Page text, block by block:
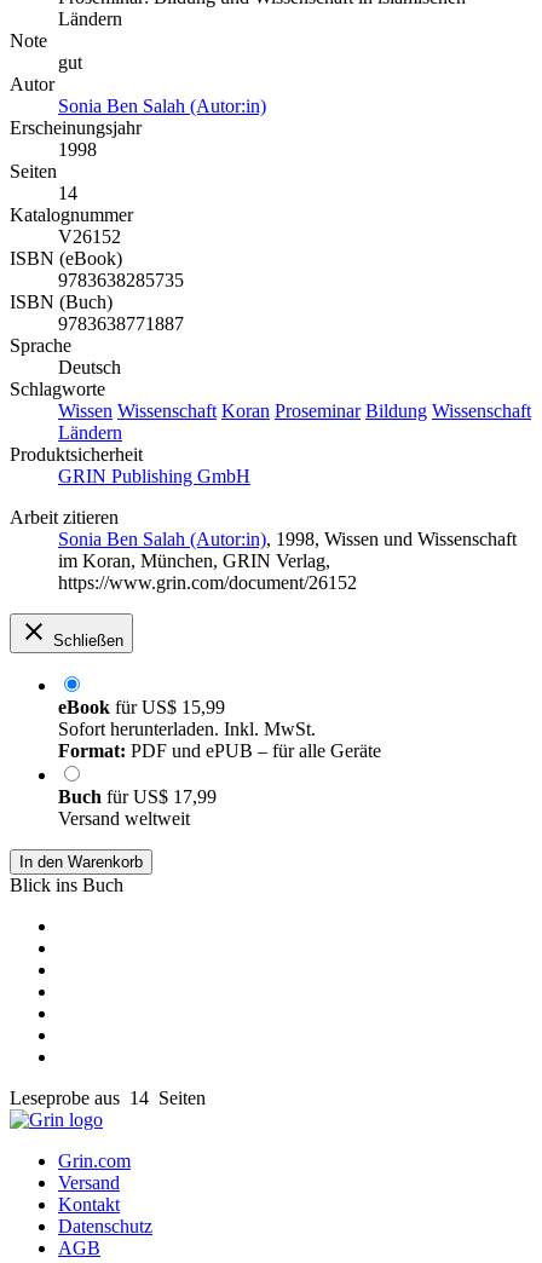
Ländern
Note
gut
Autor
Sonia Ben Salah (Autor:in)
Erscheinungsjahr
1998
Seiten
14
Katalognummer
V26152
ISBN (eBook)
9783638285735
ISBN (Buch)
9783638771887
Sprache
Deutsch
Schlagworte
Wissen Wissenschaft Koran Proseminar Bildung Wissenschaft
Ländern
Produktsicherheit
GRIN Publishing GmbH
Arbeit zitieren
Sonia Ben Salah (Autor:in), 1998, Wissen und Wissenschaft
im Koran, München, GRIN Verlag,
https://www.grin.com/document/26152
Schließen
eBook fürUS$ 15,99
Sofort herunterladen. Inkl. MwSt.
Format: PDF und ePUB – für alle Geräte
Buch fürUS$ 17,99
Versand weltweit
In den Warenkorb
Blick ins Buch
Leseprobe aus 14 Seiten
Grin.com
Versand
Kontakt
Datenschutz
AGB